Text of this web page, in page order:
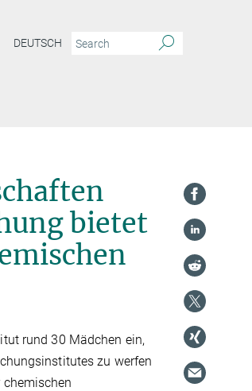
DEUTSCH
bietet
rund 30 Mädchen ein,
zu werfen